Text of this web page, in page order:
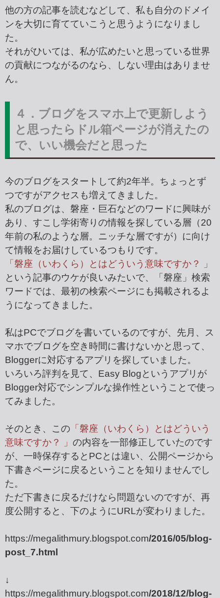
他の方の記事を読むなどして、私も自分のドメイ
ンを大切に育てていこうと思うようになりまし
た。
それがひいては、私が広めたいと思っている世界
の貢献につながるのなら、しない理由はありませ
ん。
４．ブログをスマホ上で更新しよう
と思ったらドル箱ページが消えたの
で、いい機会だと思った
今のブログをスタートして約2年半。ちょっとず
つですがアクセスも増えてきました。
私のブログは、磐座・巨石などのワードに興味が
あり、すこし学術寄りの情報を探している層（20
年前の私のような層。ニッチな層ですが）に向け
て情報をお届けしているつもりです。
「磐座（いわくら）とはどういう意味ですか？ 」
という記事のウケが良いみたいで、「磐座」検索
ワードでは、最初の検索ページにも掲載されるよ
うになってきました。
私はPCでブログを書いているのですが、先月、ス
マホでブログを空き時間に書けないかと思って、
Bloggerに対応するアプリを探していました。
いろいろ評判を見て、Easy Blogというアプリが
Blogger対応でシンプルな操作性ということで使っ
てみました。
そのとき、この 「磐座（いわくら）とはどういう
意味ですか？ 」 の内容を一部修正していたのです
が、一時保存するとPCとは違い、公開ページから
下書きページに戻るということを知りませんでし
た。
ただ下書きに戻るだけなら問題ないのですが、再
度公開すると、下のようにURLが変わりました。
https://megalithmury.blogspot.com/2016/05/blog-
post_7.html
↓
https://megalithmury.blogspot.com/2018/12/blog-